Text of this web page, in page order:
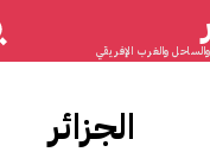
والغرب الإفريقي
الجزائر